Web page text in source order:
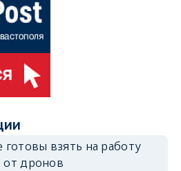
готовы взять на работу
от дронов